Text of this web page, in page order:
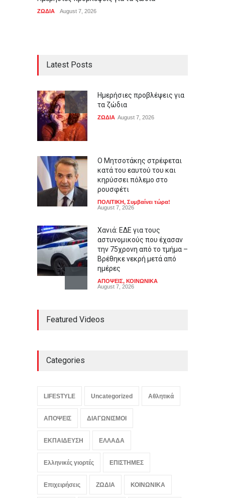
ΖΩΔΙΑ August 7, 2026
Latest Posts
Ημερήσιες προβλέψεις για
τα ζώδια
ΖΩΔΙΑ August 7, 2026
Ο Μητσοτάκης στρέφεται
κατά του εαυτού του και
κηρύσσει πόλεμο στο
ρουσφέτι
ΠΟΛΙΤΙΚΗ, Συμβαίνει τώρα!
August 7, 2026
Χανιά: ΕΔΕ για τους
αστυνομικούς που έχασαν
την 75χρονη από το τμήμα –
Βρέθηκε νεκρή μετά από
ημέρες
ΑΠΟΨΕΙΣ, ΚΟΙΝΩΝΙΚΑ
August 7, 2026
Ποια είναι η ιδανική ώρα
LIFESTYLE,ΠΟΛΙΤΙΣΜΟΣ
Featured Videos
Categories
LIFESTYLE Uncategorized Αθλητικά
ΑΠΟΨΕΙΣ ΔΙΑΓΩΝΙΣΜΟΙ
ΕΚΠΑΙΔΕΥΣΗ ΕΛΛΑΔΑ
Ελληνικές γιορτές ΕΠΙΣΤΗΜΕΣ
Επιχειρήσεις ΖΩΔΙΑ ΚΟΙΝΩΝΙΚΑ